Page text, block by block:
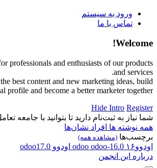
ورود به سیستم
تماس با ما
Welcome!
professionals and enthusiasts of our products
and services.
best content and new marketing ideas, build
profile and become a better marketer together.
Hide Intro Register
شما نیاز به ثبت‌نام دارید تا بتوانید با جامعه
همه نوشته ها افراد نشان‌ها
برچسب‌ها (مشاهده همه)
اودوو۱۶ odoo odoo-16.0 اودوو odoo17.0
درباره این انجمن